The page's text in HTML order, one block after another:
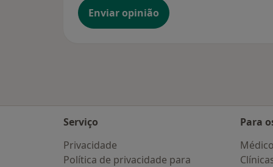
Enviar opinião
Serviço
Privacidade
Política de privacidade para
Para